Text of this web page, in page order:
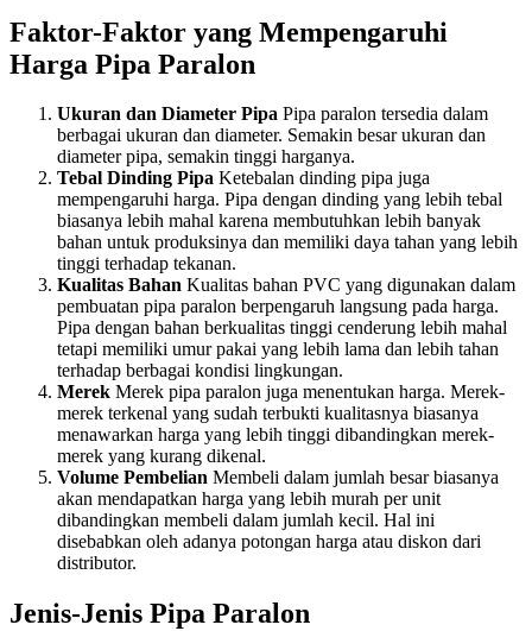
Faktor-Faktor yang Mempengaruhi
Harga Pipa Paralon
Ukuran dan Diameter Pipa Pipa paralon tersedia dalam
berbagai ukuran dan diameter. Semakin besar ukuran dan
diameter pipa, semakin tinggi harganya.
Tebal Dinding Pipa Ketebalan dinding pipa juga
mempengaruhi harga. Pipa dengan dinding yang lebih tebal
biasanya lebih mahal karena membutuhkan lebih banyak
bahan untuk produksinya dan memiliki daya tahan yang lebih
tinggi terhadap tekanan.
Kualitas Bahan Kualitas bahan PVC yang digunakan dalam
pembuatan pipa paralon berpengaruh langsung pada harga.
Pipa dengan bahan berkualitas tinggi cenderung lebih mahal
tetapi memiliki umur pakai yang lebih lama dan lebih tahan
terhadap berbagai kondisi lingkungan.
Merek Merek pipa paralon juga menentukan harga. Merek-
merek terkenal yang sudah terbukti kualitasnya biasanya
menawarkan harga yang lebih tinggi dibandingkan merek-
merek yang kurang dikenal.
Volume Pembelian Membeli dalam jumlah besar biasanya
akan mendapatkan harga yang lebih murah per unit
dibandingkan membeli dalam jumlah kecil. Hal ini
disebabkan oleh adanya potongan harga atau diskon dari
distributor.
Jenis-Jenis Pipa Paralon